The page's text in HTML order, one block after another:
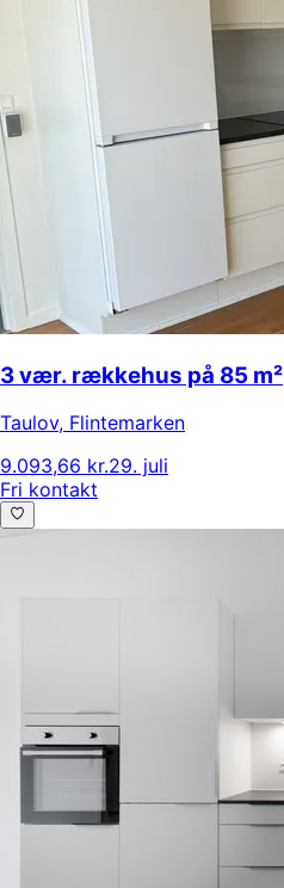
3 vær. rækkehus på 85 m²
Taulov, Flintemarken
9.093,66 kr.29. juli
Fri kontakt